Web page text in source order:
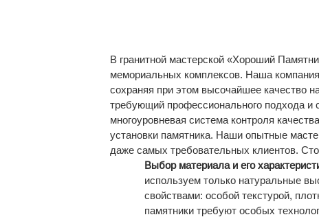
В гранитной мастерской «Хороший
мемориальных комплексов. Наша
сохраняя при этом высочайшее качество
требующий профессионального подхода и
многоуровневая система контроля
установки памятника. Наши опытные
даже самых требовательных клиентов.
Выбор материала и его
используем только натуральные
свойствами: особой текстурой,
памятники требуют особых